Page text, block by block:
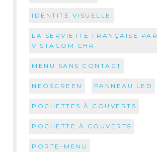
IDENTITÉ VISUELLE
LA SERVIETTE FRANÇAISE PAR
VISTACOM CHR
MENU SANS CONTACT
NEOSCREEN PANNEAU LED
POCHETTES À COUVERTS
POCHETTE À COUVERTS
PORTE-MENU